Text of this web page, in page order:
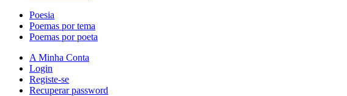
Poesia
Poemas por tema
Poemas por poeta
A Minha Conta
Login
Registe-se
Recuperar password